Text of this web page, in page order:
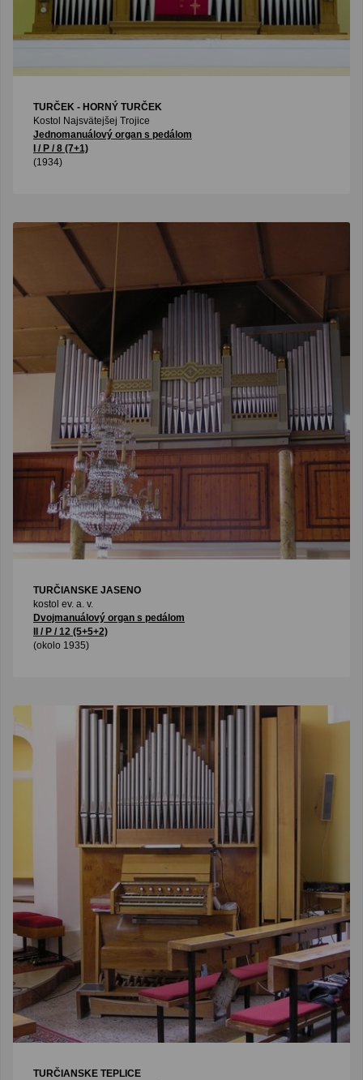
TURČEK - HORNÝ TURČEK
Kostol Najsvätejšej Trojice
Jednomanuálový organ s pedálom
I / P / 8 (7+1)
(1934)
TURČIANSKE JASENO
kostol ev. a. v.
Dvojmanuálový organ s pedálom
II / P / 12 (5+5+2)
(okolo 1935)
TURČIANSKE TEPLICE